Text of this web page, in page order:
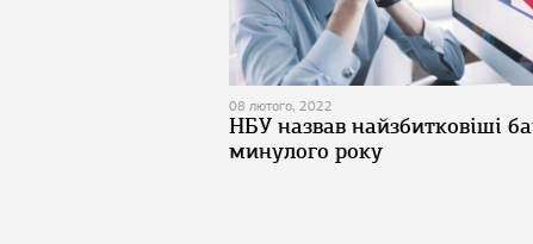
08 лютого, 2022
НБУ назвав найзбитковіші
минулого року